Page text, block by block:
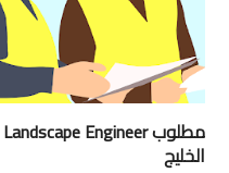
الخليج